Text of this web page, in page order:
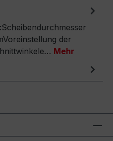
der
Mehr